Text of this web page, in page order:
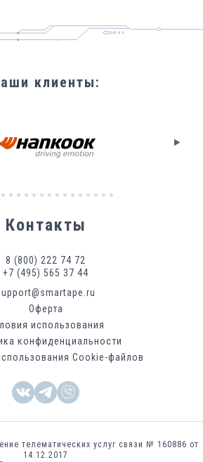
клиенты:
Контакты
8 (800) 222 74 72
+7 (495) 565 37 44
Оферта
использования
конфиденциальности
Cookie-файлов
телематических услуг связи № 160886 от
14.12.2017